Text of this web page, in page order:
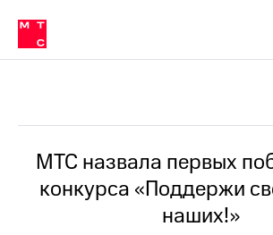
Медиа-центр
и акционерам
Устойчивое развитие
Комплаенс и деловая этика
компании
Карьера
История
компании
в МТС
Пресс-
релизы
о технологиях
МТС назвала первых
конкурса «Поддержи
наших!»